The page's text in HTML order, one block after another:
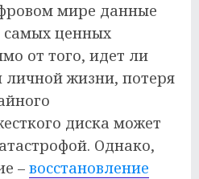
мире данные
самых ценных
от того, идет ли
личной жизни, потеря
диска может
Однако,
– восстановление